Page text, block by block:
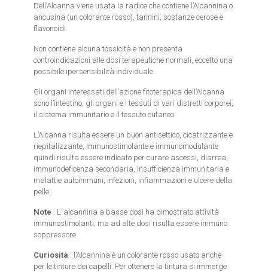
Dell’Alcanna viene usata la radice che contiene l’Alcannina o
ancusina (un colorante rosso), tannini, sostanze cerose e
flavonoidi.
Non contiene alcuna tossicità e non presenta
controindicazioni alle dosi terapeutiche normali, eccetto una
possibile ipersensibilità individuale.
Gli organi interessati dell’azione fitoterapica dell’Alcanna
sono l’intestino, gli organi e i tessuti di vari distretti corporei,
il sistema immunitario e il tessuto cutaneo.
L’Alcanna risulta essere un buon antisettico, cicatrizzante e
riepitalizzante, immunostimolante e immunomodulante
quindi risulta essere indicato per curare ascessi, diarrea,
immunodeficenza secondaria, insufficienza immunitaria e
malattie autoimmuni, infezioni, infiammazioni e ulcere della
pelle.
Note : L´alcannina a basse dosi ha dimostrato attività
immunostimolanti, ma ad alte dosi risulta essere immuno
soppressore.
Curiosità : l’Alcannina è un colorante rosso usato anche
per le tinture dei capelli. Per ottenere la tintura si immerge